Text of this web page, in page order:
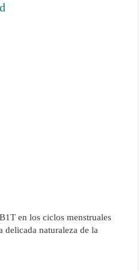
en los ciclos menstruales
delicada naturaleza de la